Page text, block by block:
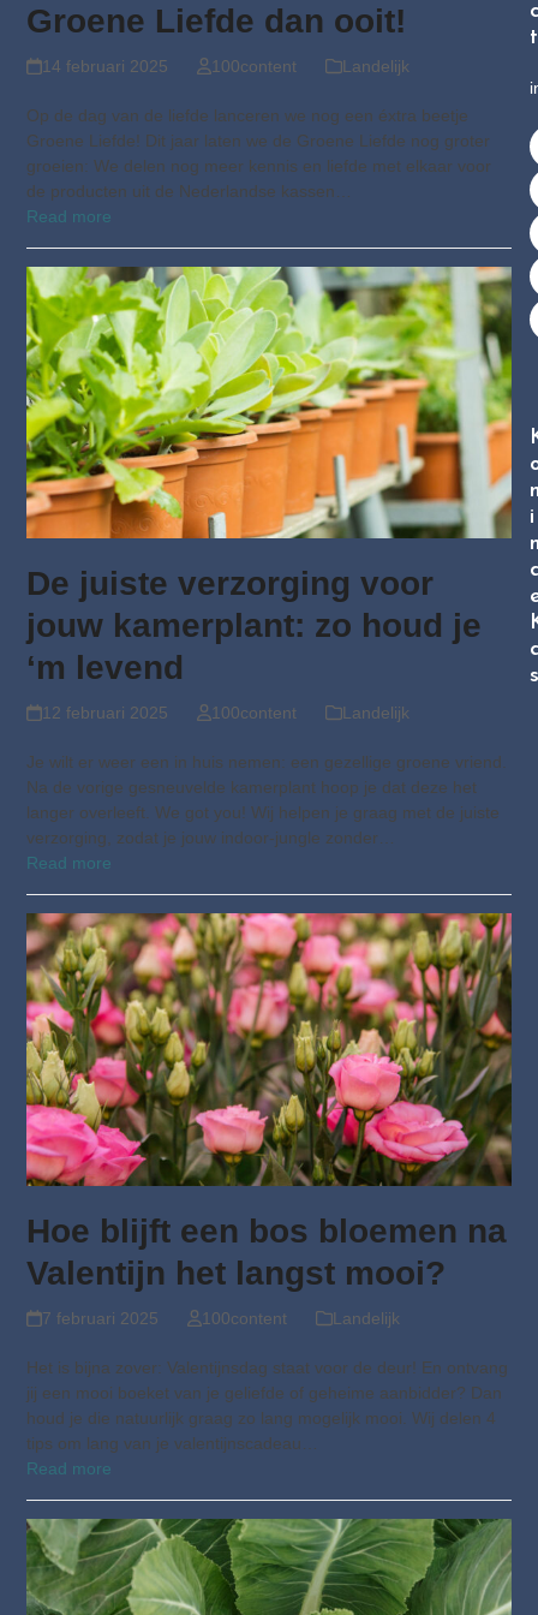
Groene Liefde dan ooit!
14 februari 2025 100content Landelijk
Op de dag van de liefde lanceren we nog een éxtra beetje
Groene Liefde! Dit jaar laten we de Groene Liefde nog groter
groeien: We delen nog meer kennis en liefde met elkaar voor
de producten uit de Nederlandse kassen…
Read more
De juiste verzorging voor
jouw kamerplant: zo houd je
‘m levend
12 februari 2025 100content Landelijk
Je wilt er weer een in huis nemen: een gezellige groene vriend.
Na de vorige gesneuvelde kamerplant hoop je dat deze het
langer overleeft. We got you! Wij helpen je graag met de juiste
verzorging, zodat je jouw indoor-jungle zonder…
Read more
Hoe blijft een bos bloemen na
Valentijn het langst mooi?
7 februari 2025 100content Landelijk
Het is bijna zover: Valentijnsdag staat voor de deur! En ontvang
jij een mooi boeket van je geliefde of geheime aanbidder? Dan
houd je die natuurlijk graag zo lang mogelijk mooi. Wij delen 4
tips om lang van je valentijnscadeau…
Read more
t
i
s